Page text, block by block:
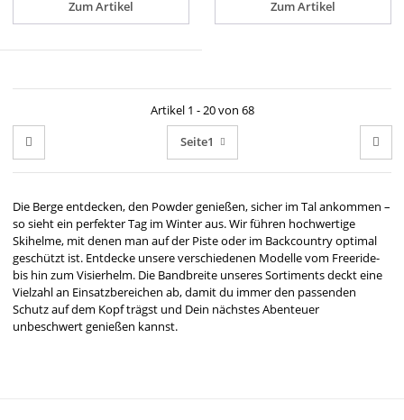
Zum Artikel Zum Artikel
Artikel 1 - 20 von 68
Seite1
Die Berge entdecken, den Powder genießen, sicher im Tal ankommen –
so sieht ein perfekter Tag im Winter aus. Wir führen hochwertige
Skihelme, mit denen man auf der Piste oder im Backcountry optimal
geschützt ist. Entdecke unsere verschiedenen Modelle vom Freeride-
bis hin zum Visierhelm. Die Bandbreite unseres Sortiments deckt eine
Vielzahl an Einsatzbereichen ab, damit du immer den passenden
Schutz auf dem Kopf trägst und Dein nächstes Abenteuer
unbeschwert genießen kannst.